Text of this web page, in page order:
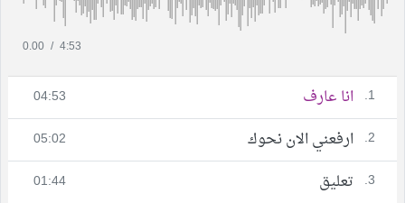
0.00 / 4:53
1. انا عارف
04:53
2. ارفعني الان نحوك
05:02
3.
تعليق 01:44